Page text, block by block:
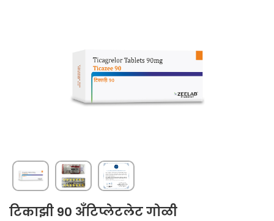
टिकाझी 90 अँटिप्लेटलेट गोळी